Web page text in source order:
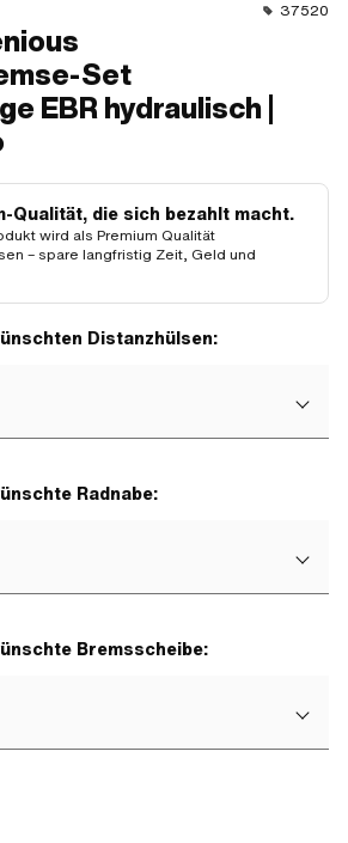
37520
Set
EBR hydraulisch |
Qualität, die sich bezahlt macht.
wird als Premium Qualität
– spare langfristig Zeit, Geld und
Distanzhülsen:
Radnabe:
Bremsscheibe: